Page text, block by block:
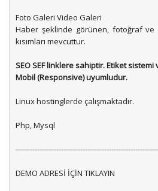
Foto Galeri Video Galeri
Haber şeklinde görünen, fotoğraf
kısımları mevcuttur.
SEO SEF linklere sahiptir. Etiket sistemi
Mobil (Responsive) uyumludur.
Linux hostinglerde çalışmaktadır.
Php, Mysql
DEMO ADRESİ İÇİN TIKLAYIN